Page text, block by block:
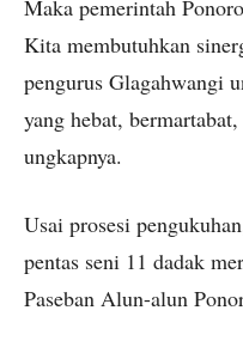
Maka pemerintah
Kita membutuhkan
pengurus Glagahwangi
yang hebat,
ungkapnya.
Usai prosesi
pentas seni 11 dadak
Paseban Alun-alun